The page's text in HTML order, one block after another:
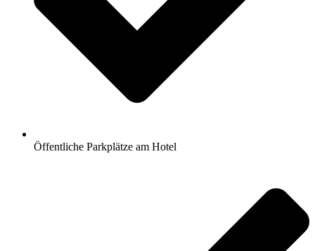
Öffentliche Parkplätze am Hotel